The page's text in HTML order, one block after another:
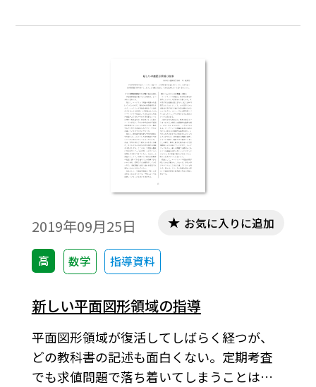
１点で交わる」ことを示すにはどのような
要である。同様に，チェバの定理の証明も
どのような考え方で示していくのか，その
ためにはどうすればよいのかを事前に押さ
えた指導をしなければ，生徒にとってはわ
かりにくいものになる。生徒にとっては青
天の霹靂的なことから始めて，議論を展開
して，ほら示せたでしょう…では狐につま
まれたような状態に陥ってしまう。先に
「手の内」を明かしておく方が，行き先が
見えてわかりやすいと言える。このような
立場に立って，チェバの定理のわかりやす
い証明の指導を考察してみる。※文中の数
式は，「Tosho数式エディタ」で作成されて
います。ワード文書で数式を正しく表示する
ためには，「Tosho数式エディタ」が導入さ
れていることが必要です。会員向け無償ダウ
ンロードはこちら→https://ten.tokyo-
2019年09月25日
高 数学 指導資料
お気に入りに追加
新しい平面図形領域の指導
平面図形領域が復活してしばらく経つが、
どの教科書の記述も面白くない。定期考査
でも求値問題で落ち着いてしまうことは誠